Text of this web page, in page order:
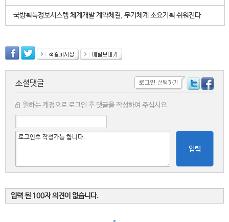
국방획득정보시스템 체계개발 계약체결, 무기체계 소요기획 쉬워진다
소셜댓글
원하는 계정으로 로그인 후 댓글을 작성하여 주십시요.
입력
입력 된 100자 의견이 없습니다.